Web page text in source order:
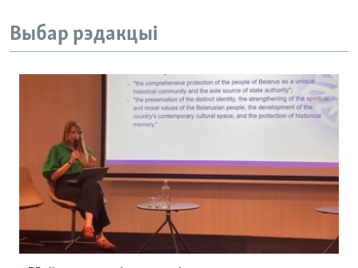
Выбар рэдакцыі